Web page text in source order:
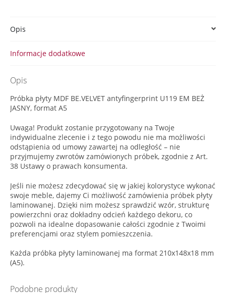
Opis
Informacje dodatkowe
Opis
Próbka płyty MDF BE.VELVET antyfingerprint U119 EM BEŻ
JASNY, format A5
Uwaga! Produkt zostanie przygotowany na Twoje
indywidualne zlecenie i z tego powodu nie ma możliwości
odstąpienia od umowy zawartej na odległość – nie
przyjmujemy zwrotów zamówionych próbek, zgodnie z Art.
38 Ustawy o prawach konsumenta.
Jeśli nie możesz zdecydować się w jakiej kolorystyce wykonać
swoje meble, dajemy Ci możliwość zamówienia próbek płyty
laminowanej. Dzięki nim możesz sprawdzić wzór, strukturę
powierzchni oraz dokładny odcień każdego dekoru, co
pozwoli na idealne dopasowanie całości zgodnie z Twoimi
preferencjami oraz stylem pomieszczenia.
Każda próbka płyty laminowanej ma format 210x148x18 mm
(A5).
Podobne produkty